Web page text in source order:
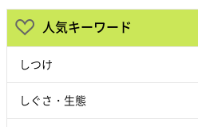
人気キーワード
しつけ
しぐさ・生態